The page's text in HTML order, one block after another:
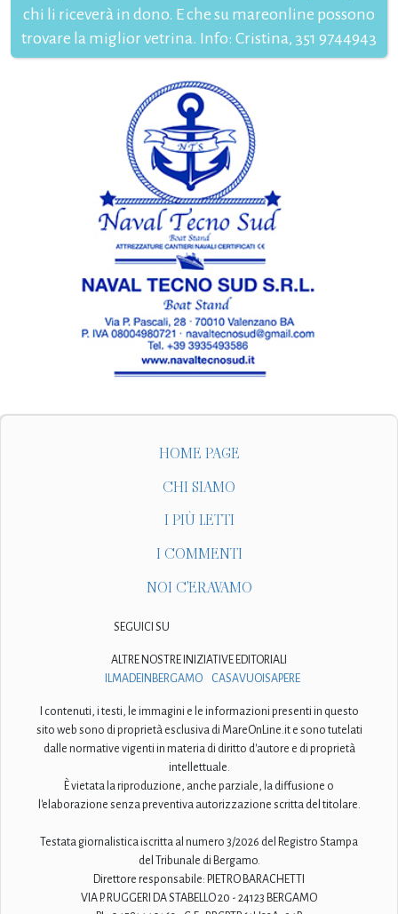
chi li riceverà in dono. E che su mareonline possono
trovare la miglior vetrina. Info: Cristina, 351 9744943
HOME PAGE
CHI SIAMO
I PIÙ LETTI
I COMMENTI
NOI C'ERAVAMO
SEGUICI SU
ALTRE NOSTRE INIZIATIVE EDITORIALI
ILMADEINBERGAMO
CASAVUOISAPERE
I contenuti, i testi, le immagini e le informazioni presenti in questo
sito web sono di proprietà esclusiva di MareOnLine.it e sono tutelati
dalle normative vigenti in materia di diritto d'autore e di proprietà
intellettuale.
È vietata la riproduzione, anche parziale, la diffusione o
l'elaborazione senza preventiva autorizzazione scritta del titolare.
Testata giornalistica iscritta al numero 3/2026 del Registro Stampa
del Tribunale di Bergamo.
Direttore responsabile: PIETRO BARACHETTI
VIA P. RUGGERI DA STABELLO 20 - 24123 BERGAMO